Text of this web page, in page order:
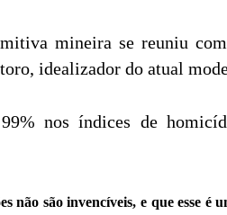
mineira se reuniu
idealizador do atual
nos índices de
não são invencíveis, e que esse